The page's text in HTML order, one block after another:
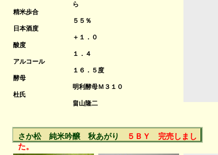
さか松 純米吟醸 秋あがり ５Ｂ Ｙ 完売しまし
た。
精米歩合
日本酒度
酸度
アルコール
酵母
杜氏
ら
５５％
＋１．０
１．４
１６．５度
明利酵母Ｍ３１０
畠山隆二